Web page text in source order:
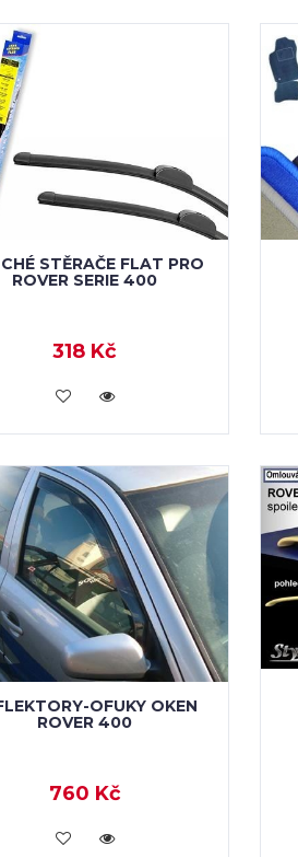
STĚRAČE FLAT PRO
ROVER SERIE 400
318 Kč
VLOŽIT DO KOŠÍKU
OFUKY OKEN
ROVER 400
760 Kč
VLOŽIT DO KOŠÍKU